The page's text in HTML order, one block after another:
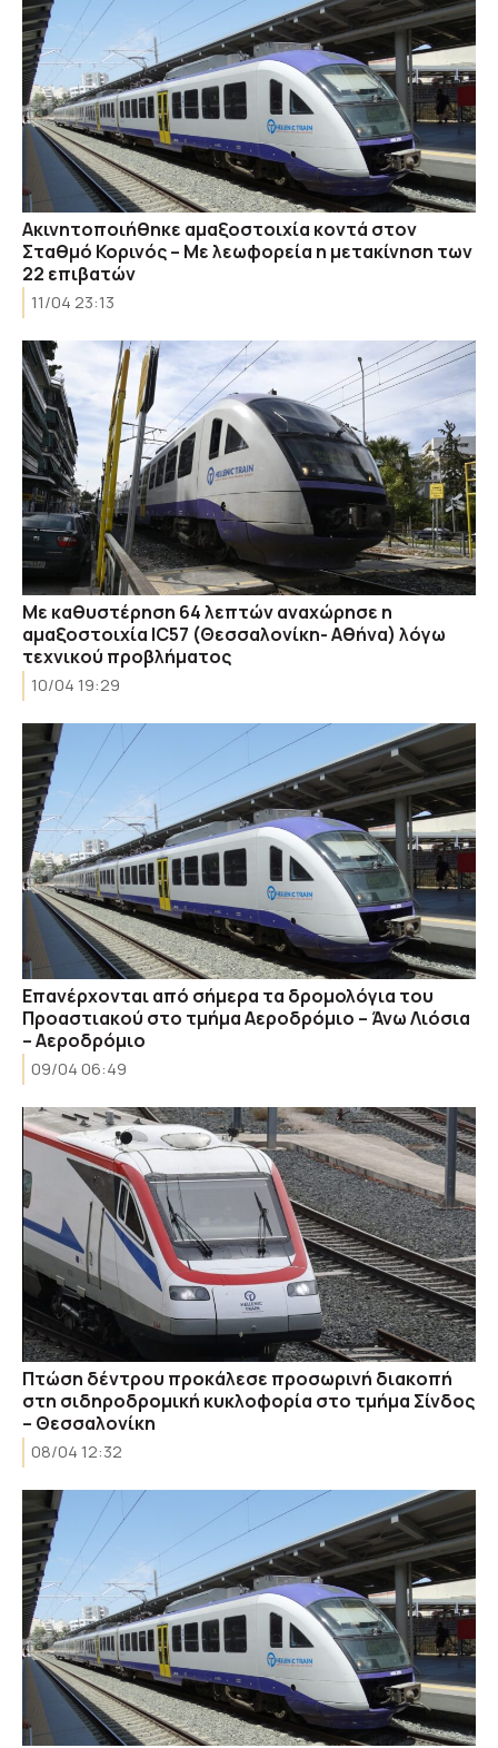
Ακινητοποιήθηκε αμαξοστοιχία κοντά στον
Σταθμό Κορινός – Με λεωφορεία η μετακίνηση των
22 επιβατών
11/04 23:13
Με καθυστέρηση 64 λεπτών αναχώρησε η
αμαξοστοιχία IC57 (Θεσσαλονίκη- Αθήνα) λόγω
τεχνικού προβλήματος
10/04 19:29
Eπανέρχονται από σήμερα τα δρομολόγια του
Προαστιακού στο τμήμα Αεροδρόμιο – Άνω Λιόσια
– Αεροδρόμιο
09/04 06:49
Πτώση δέντρου προκάλεσε προσωρινή διακοπή
στη σιδηροδρομική κυκλοφορία στο τμήμα Σίνδος
– Θεσσαλονίκη
08/04 12:32